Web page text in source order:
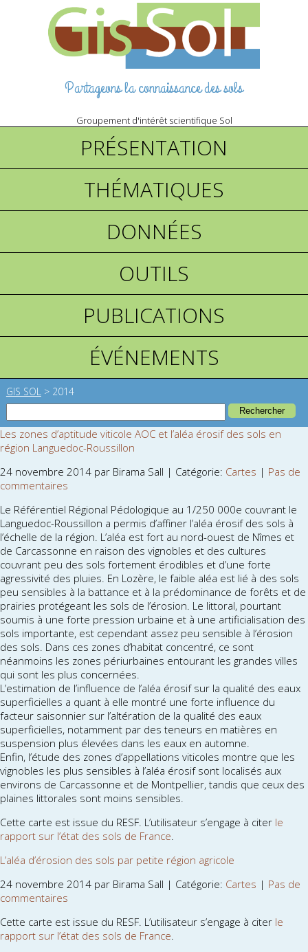
Partageons la connaissance des sols
Groupement d'intérêt scientifique Sol
PRÉSENTATION
THÉMATIQUES
DONNÉES
OUTILS
PUBLICATIONS
ÉVÉNEMENTS
GIS SOL > 2014
Les zones d’aptitude viticole AOC et l’aléa érosif des sols en
région Languedoc-Roussillon
24 novembre 2014 par Birama Sall | Catégorie: Cartes | Pas de
commentaires
Le Référentiel Régional Pédologique au 1/250 000e couvrant le
Languedoc-Roussillon a permis d’affiner l’aléa érosif des sols à
l’échelle de la région. L’aléa est fort au nord-ouest de Nîmes et
de Carcassonne en raison des vignobles et des cultures
couvrant peu des sols fortement érodibles et d’une forte
agressivité des pluies. En Lozère, le faible aléa est lié à des sols
peu sensibles à la battance et à la prédominance de forêts et de
prairies protégeant les sols de l’érosion. Le littoral, pourtant
soumis à une forte pression urbaine et à une artificialisation des
sols importante, est cependant assez peu sensible à l’érosion
des sols. Dans ces zones d’habitat concentré, ce sont
néanmoins les zones périurbaines entourant les grandes villes
qui sont les plus concernées.
L’estimation de l’influence de l’aléa érosif sur la qualité des eaux
superficielles a quant à elle montré une forte influence du
facteur saisonnier sur l’altération de la qualité des eaux
superficielles, notamment par des teneurs en matières en
suspension plus élevées dans les eaux en automne.
Enfin, l’étude des zones d’appellations viticoles montre que les
vignobles les plus sensibles à l’aléa érosif sont localisés aux
environs de Carcassonne et de Montpellier, tandis que ceux des
plaines littorales sont moins sensibles.
Cette carte est issue du RESF. L’utilisateur s’engage à citer le
rapport sur l’état des sols de France.
L’aléa d’érosion des sols par petite région agricole
24 novembre 2014 par Birama Sall | Catégorie: Cartes | Pas de
commentaires
Cette carte est issue du RESF. L’utilisateur s’engage à citer le
rapport sur l’état des sols de France.